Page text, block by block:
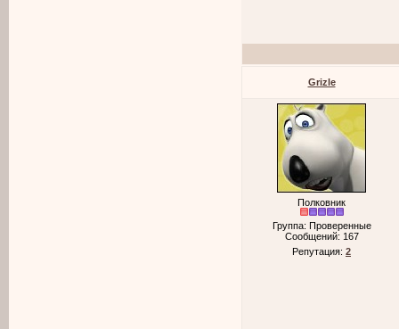
Grizle
Полковник
Группа: Проверенные
Сообщений: 167
Репутация: 2